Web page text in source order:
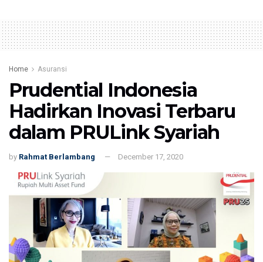
Home Asuransi
Prudential Indonesia
Hadirkan Inovasi Terbaru
dalam PRULink Syariah
by Rahmat Berlambang December 17, 2020